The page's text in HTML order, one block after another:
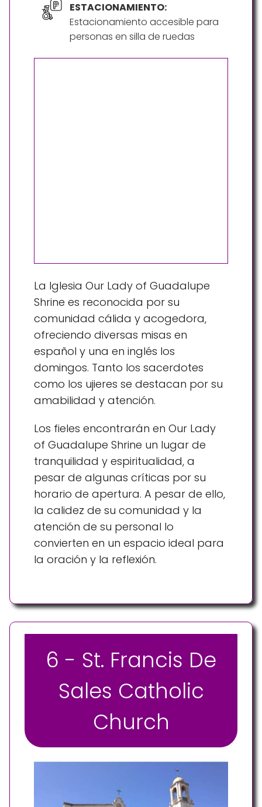
ESTACIONAMIENTO:
Estacionamiento accesible para
personas en silla de ruedas
La Iglesia Our Lady of Guadalupe
Shrine es reconocida por su
comunidad cálida y acogedora,
ofreciendo diversas misas en
español y una en inglés los
domingos. Tanto los sacerdotes
como los ujieres se destacan por su
amabilidad y atención.
Los fieles encontrarán en Our Lady
of Guadalupe Shrine un lugar de
tranquilidad y espiritualidad, a
pesar de algunas críticas por su
horario de apertura. A pesar de ello,
la calidez de su comunidad y la
atención de su personal lo
convierten en un espacio ideal para
la oración y la reflexión.
6 - St. Francis De
Sales Catholic
Church